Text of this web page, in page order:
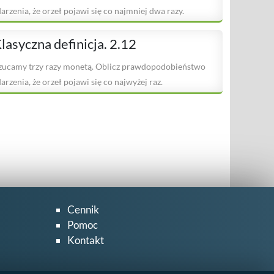
że orzeł pojawi się co najmniej dwa razy.
definicja. 2.12
trzy razy monetą. Oblicz prawdopodobieństwo
że orzeł pojawi się co najwyżej raz.
Cennik
Pomoc
Kontakt